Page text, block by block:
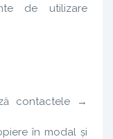
de utilizare
contactele →
în modal și